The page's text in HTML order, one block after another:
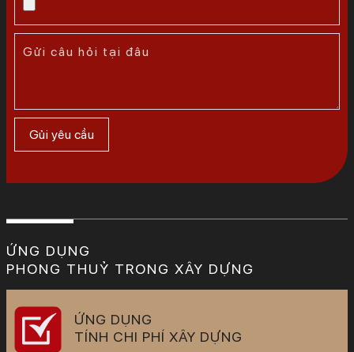
ỨNG DỤNG
PHONG THUỶ TRONG XÂY DỰNG
ỨNG DỤNG
TÍNH CHI PHÍ XÂY DỰNG